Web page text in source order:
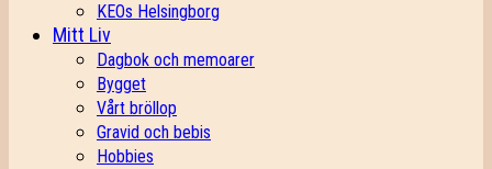
KEOs Helsingborg
Mitt Liv
Dagbok och memoarer
Bygget
Vårt bröllop
Gravid och bebis
Hobbies